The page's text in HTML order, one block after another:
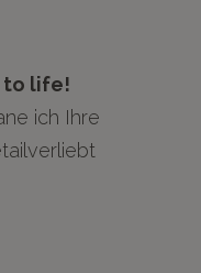
to life!
ich Ihre